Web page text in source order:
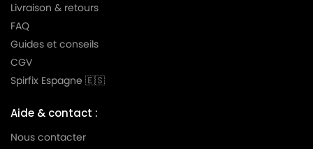
Livraison & retours
FAQ
Guides et conseils
CGV
Spirfix Espagne 🇪🇸
Aide & contact :
Nous contacter